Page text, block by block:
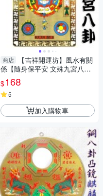
商店
【吉祥開運坊】風水有關
係【隨身保平安 文殊九宮八卦
可放皮夾)】開光 擇日
$168
5
加入購物車